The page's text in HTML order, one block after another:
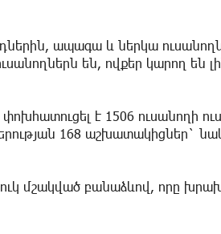
ապագա և ներկա
են, ովքեր կարող են
է 1506 ուսանողի
168 աշխատակիցներ`
մշակված բանաձևով, որը